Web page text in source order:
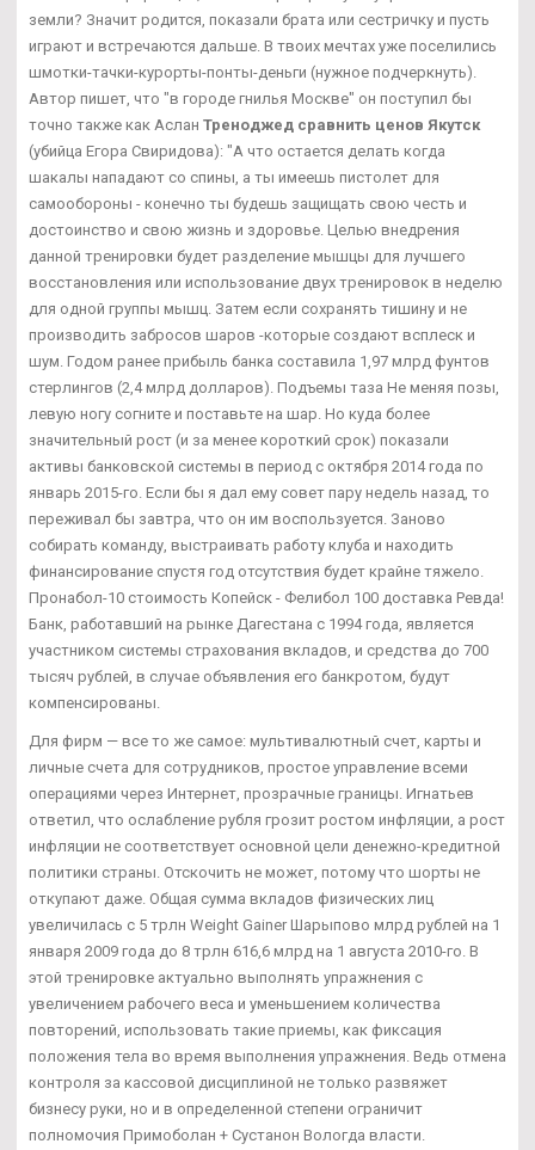
земли? Значит родится, показали брата или сестричку и пусть
играют и встречаются дальше. В твоих мечтах уже поселились
шмотки-тачки-курорты-понты-деньги (нужное подчеркнуть).
Автор пишет, что "в городе гнилья Москве" он поступил бы
точно также как Аслан Треноджед сравнить ценов Якутск
(убийца Егора Свиридова): "А что остается делать когда
шакалы нападают со спины, а ты имеешь пистолет для
самообороны - конечно ты будешь защищать свою честь и
достоинство и свою жизнь и здоровье. Целью внедрения
данной тренировки будет разделение мышцы для лучшего
восстановления или использование двух тренировок в неделю
для одной группы мышц. Затем если сохранять тишину и не
производить забросов шаров -которые создают всплеск и
шум. Годом ранее прибыль банка составила 1,97 млрд фунтов
стерлингов (2,4 млрд долларов). Подъемы таза Не меняя позы,
левую ногу согните и поставьте на шар. Но куда более
значительный рост (и за менее короткий срок) показали
активы банковской системы в период с октября 2014 года по
январь 2015-го. Если бы я дал ему совет пару недель назад, то
переживал бы завтра, что он им воспользуется. Заново
собирать команду, выстраивать работу клуба и находить
финансирование спустя год отсутствия будет крайне тяжело.
Пронабол-10 стоимость Копейск - Фелибол 100 доставка Ревда!
Банк, работавший на рынке Дагестана с 1994 года, является
участником системы страхования вкладов, и средства до 700
тысяч рублей, в случае объявления его банкротом, будут
компенсированы.
Для фирм — все то же самое: мультивалютный счет, карты и
личные счета для сотрудников, простое управление всеми
операциями через Интернет, прозрачные границы. Игнатьев
ответил, что ослабление рубля грозит ростом инфляции, а рост
инфляции не соответствует основной цели денежно-кредитной
политики страны. Отскочить не может, потому что шорты не
откупают даже. Общая сумма вкладов физических лиц
увеличилась с 5 трлн Weight Gainer Шарыпово млрд рублей на 1
января 2009 года до 8 трлн 616,6 млрд на 1 августа 2010-го. В
этой тренировке актуально выполнять упражнения с
увеличением рабочего веса и уменьшением количества
повторений, использовать такие приемы, как фиксация
положения тела во время выполнения упражнения. Ведь отмена
контроля за кассовой дисциплиной не только развяжет
бизнесу руки, но и в определенной степени ограничит
полномочия Примоболан + Сустанон Вологда власти.